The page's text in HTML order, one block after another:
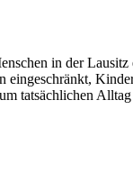
in der
tatsächlichen